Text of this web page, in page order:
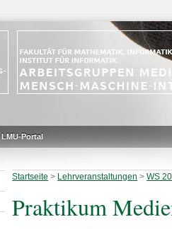
LMU-Portal
Startseite > Lehrveranstaltungen >WS
Praktikum